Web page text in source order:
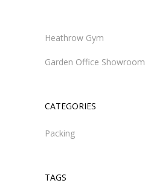
Heathrow Gym
Garden Office Showroom
CATEGORIES
Packing
TAGS